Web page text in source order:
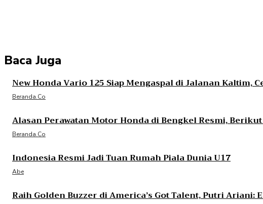
Baca Juga
New Honda Vario 125 Siap Mengaspal di Jalanan Kaltim,
Beranda.co
Alasan Perawatan Motor Honda di Bengkel Resmi,
Beranda.co
Indonesia Resmi Jadi Tuan Rumah Piala Dunia U17
Abe
Raih Golden Buzzer di America’s Got Talent, Putri Ariani: